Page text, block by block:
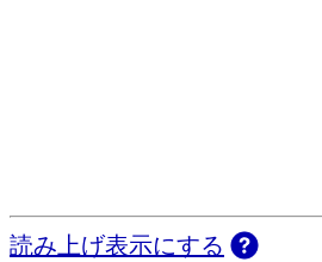
読み上げ表示にする